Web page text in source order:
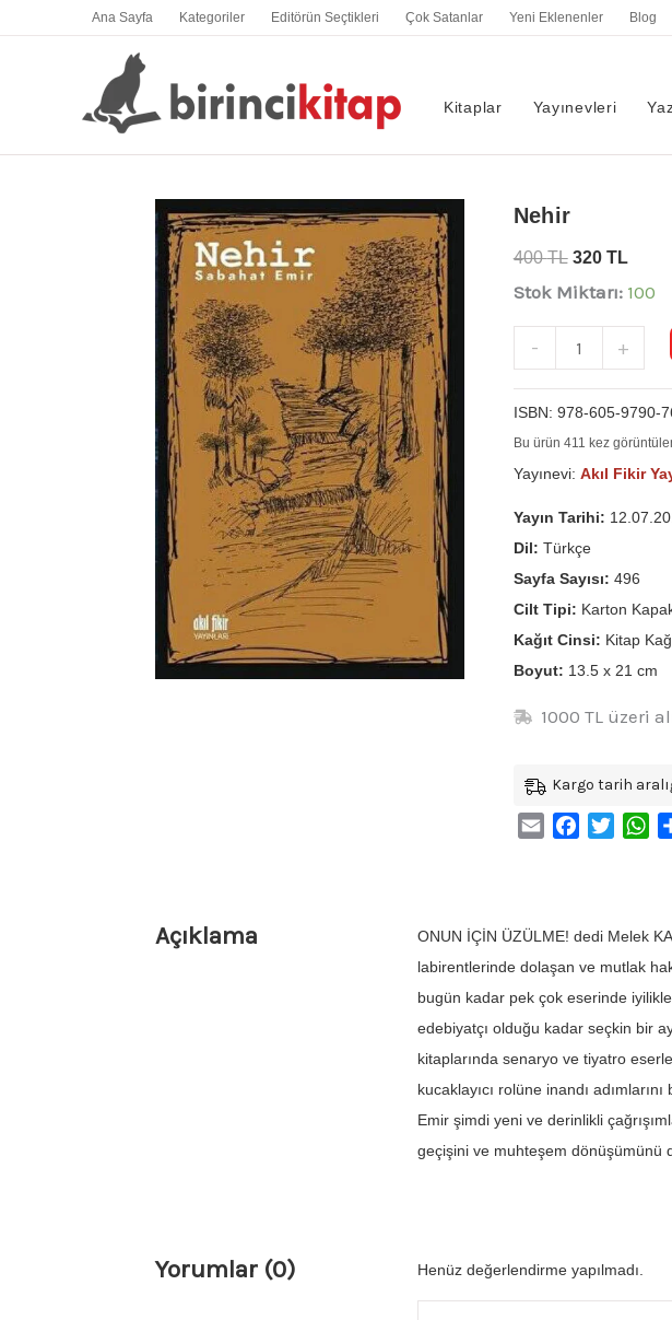
Ana Sayfa Kategoriler Editörün Seçtikleri Çok Satanlar Yeni Eklenenler Blog
Kitaplar Yayınevleri
Nehir
400TL 320 TL
Stok Miktarı: 100
-
Nehir
+
ISBN: 978-605-9790-
Bu ürün 411 kez
Yayınevi: Akıl Fikir
Yayın Tarihi:
Dil: Türkçe
Sayfa Sayısı: 496
Cilt Tipi: Karton
Kağıt Cinsi: Kitap
Boyut: 13.5 x 21 cm
1000 TL üzeri
Kargo tarih
Email FacebookTwitter
Açıklama
ONUN İÇİN ÜZÜLME! dedi Melek
labirentlerinde dolaşan ve mutlak
bugün kadar pek çok eserinde
edebiyatçı olduğu kadar seçkin bir
kitaplarında senaryo ve tiyatro
kucaklayıcı rolüne inandı
Emir şimdi yeni ve derinlikli
geçişini ve muhteşem dönüşümünü
Yorumlar (0) Henüz değerlendirme yapılmadı.